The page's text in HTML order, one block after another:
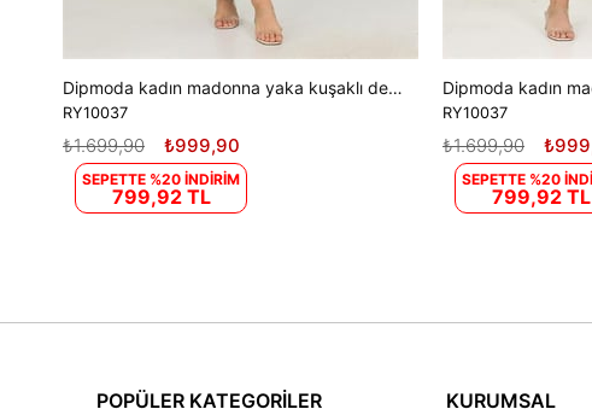
Dipmoda kadın madonna yaka kuşaklı desenli şifon elbise RY10037
RY10037
₺999,90
₺1.699,90
SEPETTE %20 İNDİRİM
799,92 TL
RY10037
₺1.699,90
SEPETTE %20
799,92 TL
POPÜLER KATEGORİLER KURUMSAL